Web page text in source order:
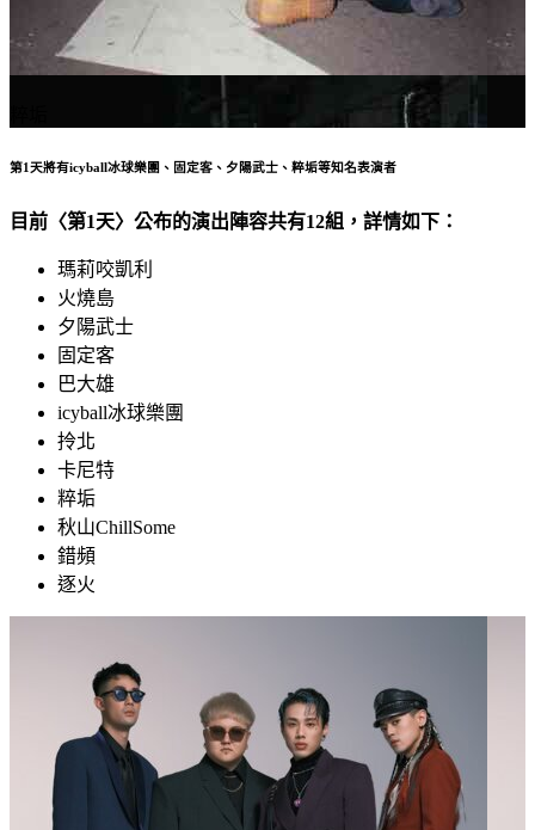
第1天將有icyball冰球樂團、固定客、夕陽武士、粹垢等知名表演者
目前〈第1天〉公布的演出陣容共有12組，詳情如下：
瑪莉咬凱利
火燒島
夕陽武士
固定客
巴大雄
icyball冰球樂團
拎北
卡尼特
粹垢
秋山ChillSome
錯頻
逐火